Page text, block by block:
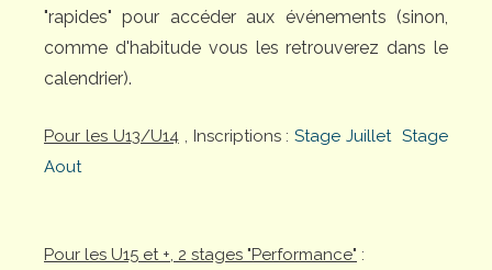
"rapides" pour accéder aux événements (sinon,
comme d'habitude vous les retrouverez dans le
calendrier).
Pour les U13/U14, Inscriptions :Stage Juillet Stage
Aout
Pour les U15 et +, 2 stages "Performance" :